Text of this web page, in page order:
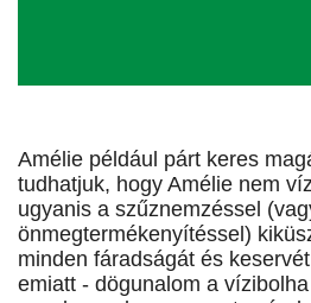
Amélie például párt keres
tudhatjuk, hogy Amélie nem
ugyanis a szűznemzéssel
önmegtermékenyítéssel)
minden fáradságát és
emiatt - dögunalom a